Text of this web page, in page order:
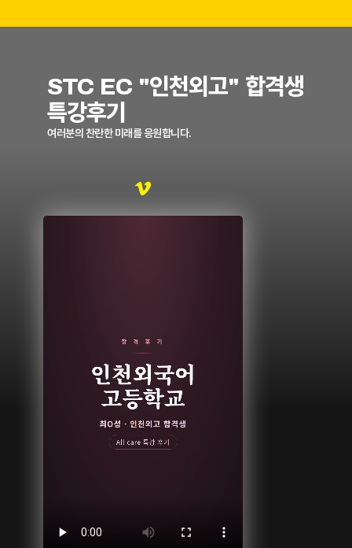
STC EC "인천외고" 합격생
특강후기
여러분의 찬란한 미래를 응원합니다.